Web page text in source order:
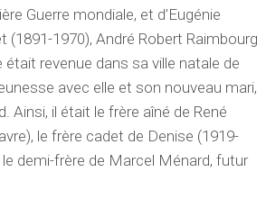
Guerre mondiale, et d’Eugénie
1970), André Robert Raimbourg
était revenue dans sa ville natale de
avec elle et son nouveau mari,
il était le frère aîné de René
le frère cadet de Denise (1919-
demi-frère de Marcel Ménard, futur